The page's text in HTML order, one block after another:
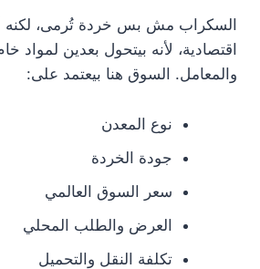
السكراب مش بس خردة تُرمى، لكنه
اقتصادية، لأنه بيتحول بعدين لمواد
والمعامل. السوق هنا بيعتمد على:
نوع المعدن
جودة الخردة
سعر السوق العالمي
العرض والطلب المحلي
تكلفة النقل والتحميل